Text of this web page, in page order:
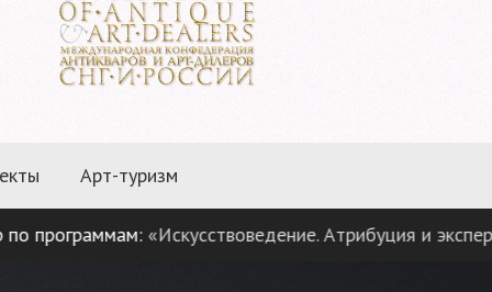
Арт-туризм
«Искусствоведение. Атрибуция и экспертиза